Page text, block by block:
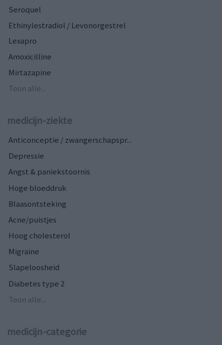
Seroquel
Ethinylestradiol / Levonorgestrel
Lexapro
Amoxicilline
Mirtazapine
Toon alle...
medicijn-ziekte
Anticonceptie / zwangerschapspr...
Depressie
Angst & paniekstoornis
Hoge bloeddruk
Blaasontsteking
Acne/puistjes
Hoog cholesterol
Migraine
Slapeloosheid
Diabetes type 2
Toon alle...
medicijn-categorie